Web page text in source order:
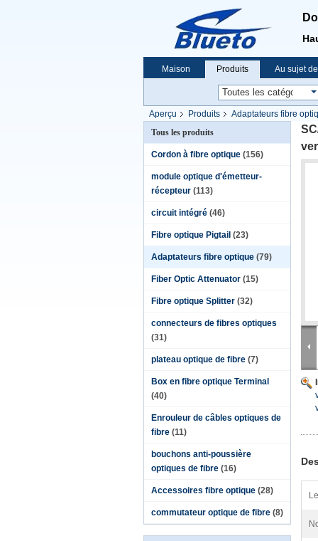
Maison Produits Au sujet
Aperçu
Produits
Adaptateurs fibre
fibre optique mâle
Tous les produits
Cordon à fibre optique (156)
module optique d'émetteur-
récepteur (113)
circuit intégré (46)
Fibre optique Pigtail (23)
Adaptateurs fibre optique (79)
Fiber Optic Attenuator (15)
Fibre optique Splitter (32)
connecteurs de fibres optiques
(31)
plateau optique de fibre (7)
Box en fibre optique Terminal
(40)
Enrouleur de câbles optiques de
fibre (11)
bouchons anti-poussière
optiques de fibre (16)
Accessoires fibre optique (28)
commutateur optique de fibre (8)